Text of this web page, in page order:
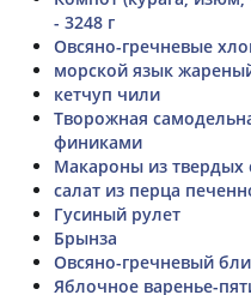
- 3248 г
Овсяно-гречневые
морской язык
кетчуп чили
Творожная
финиками
Макароны из
салат из перца
Гусиный рулет
Брынза
Овсяно-гречневый
Яблочное варенье-